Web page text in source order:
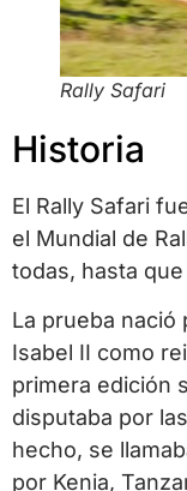
Rally Safari
Historia
El Rally Safari
el Mundial de
todas, hasta
La prueba nació
Isabel II como
primera edición
disputaba por
hecho, se
por Kenia,